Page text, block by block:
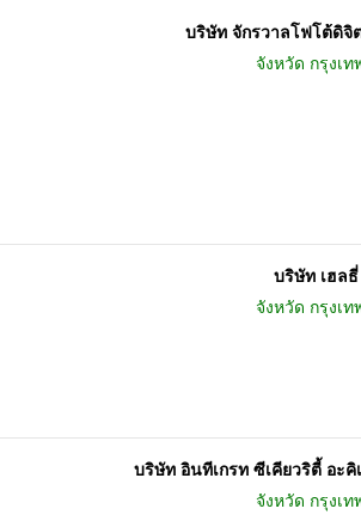
บริษัท จักรวาลโฟโต้ดิจิ
จังหวัด กรุงเ
บริษัท เฮล
จังหวัด กรุงเ
บริษัท อินทีเกรท ซีเคียวริตี้ อะคิ
จังหวัด กรุงเ